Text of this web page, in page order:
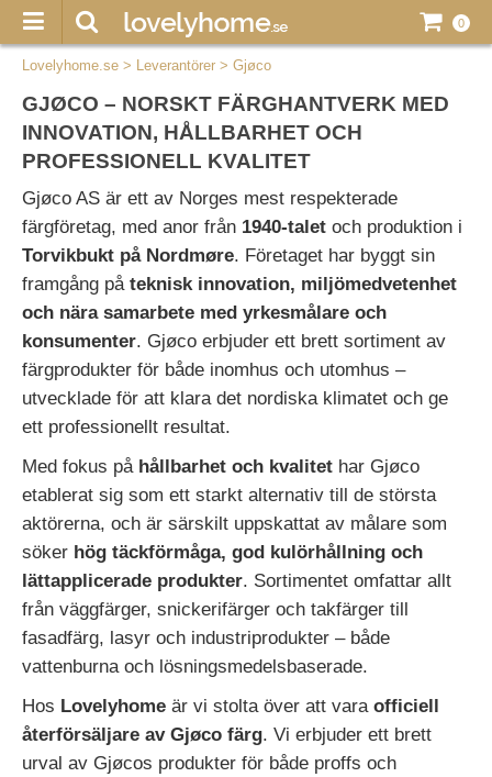
0
Lovelyhome.se > Leverantörer > Gjøco
GJØCO – NORSKT FÄRGHANTVERK MED
INNOVATION, HÅLLBARHET OCH
PROFESSIONELL KVALITET
Gjøco AS är ett av Norges mest respekterade
färgföretag, med anor från 1940-talet och produktion i
Torvikbukt på Nordmøre. Företaget har byggt sin
framgång på teknisk innovation, miljömedvetenhet
och nära samarbete med yrkesmålare och
konsumenter. Gjøco erbjuder ett brett sortiment av
färgprodukter för både inomhus och utomhus –
utvecklade för att klara det nordiska klimatet och ge
ett professionellt resultat.
Med fokus på hållbarhet och kvalitet har Gjøco
etablerat sig som ett starkt alternativ till de största
aktörerna, och är särskilt uppskattat av målare som
söker hög täckförmåga, god kulörhållning och
lättapplicerade produkter. Sortimentet omfattar allt
från väggfärger, snickerifärger och takfärger till
fasadfärg, lasyr och industriprodukter – både
vattenburna och lösningsmedelsbaserade.
Hos Lovelyhome är vi stolta över att vara officiell
återförsäljare av Gjøco färg. Vi erbjuder ett brett
urval av Gjøcos produkter för både proffs och